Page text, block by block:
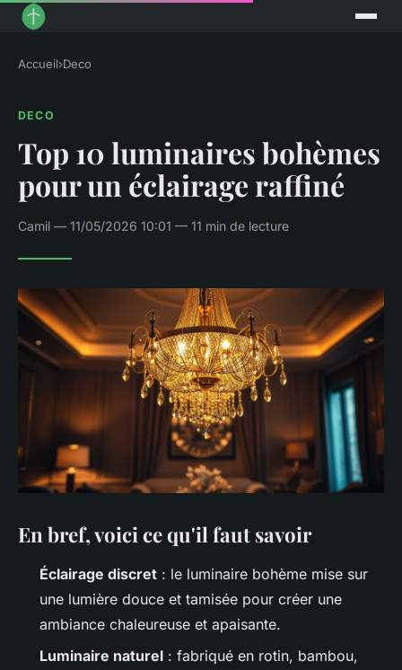
Accueil›Deco
DECO
Top 10 luminaires bohèmes
pour un éclairage raffiné
Camil — 11/05/2026 10:01 — 11 min de lecture
En bref, voici ce qu'il faut savoir
Éclairage discret : le luminaire bohème mise sur
une lumière douce et tamisée pour créer une
ambiance chaleureuse et apaisante.
Luminaire naturel : fabriqué en rotin, bambou,